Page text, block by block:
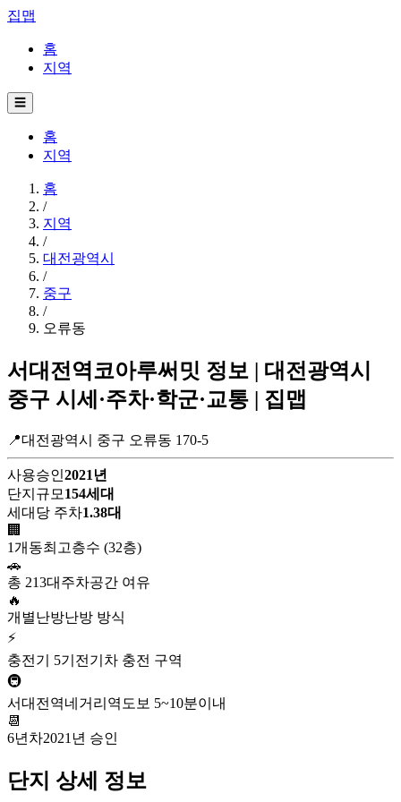
집맵
홈
지역
☰
홈
지역
홈
/
지역
/
대전광역시
/
중구
/
오류동
서대전역코아루써밋 정보 | 대전광역시
중구 시세·주차·학군·교통 | 집맵
📍대전광역시 중구 오류동 170-5
사용승인2021년
단지규모 154세대
세대당 주차1.38대
🏢
1개동최고층수 (32층)
🚗
총 213대 주차공간 여유
🔥
개별난방난방 방식
⚡
충전기 5기 전기차 충전 구역
🚇
서대전역네거리역 도보 5~10분이내
📆
6년차2021년 승인
단지 상세 정보